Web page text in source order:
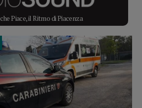
Piace, il Ritmo di Piacenza